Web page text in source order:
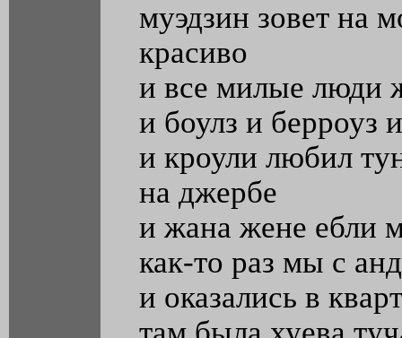
муэдзин зовет на
красиво
и все милые люди
и боулз и берроуз
и кроули любил
на джербе
и жана жене ебли
как-то раз мы с
и оказались в